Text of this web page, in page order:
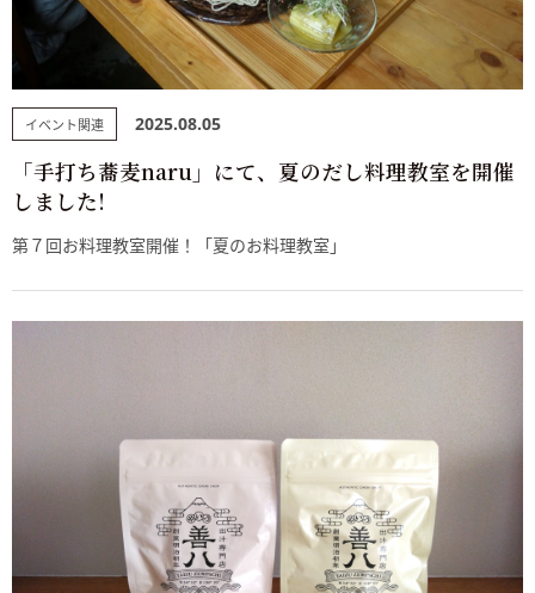
イベント関連 2025.08.05
「手打ち蕎麦naru」にて、夏のだし料理教室を開催
しました!
第７回お料理教室開催！「夏のお料理教室」